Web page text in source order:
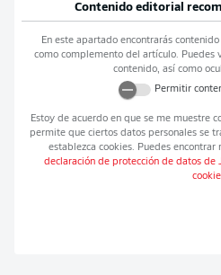
Contenido editorial
En este apartado encontrarás
como complemento del artículo. Puedes
contenido, así como
Permitir
Estoy de acuerdo en que se me muestre
permite que ciertos datos personales se
establezca cookies. Puedes
declaración de protección de datos de